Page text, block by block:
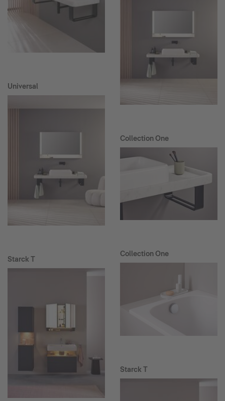
Universal
Starck T
Collection One
Collection One
Starck T